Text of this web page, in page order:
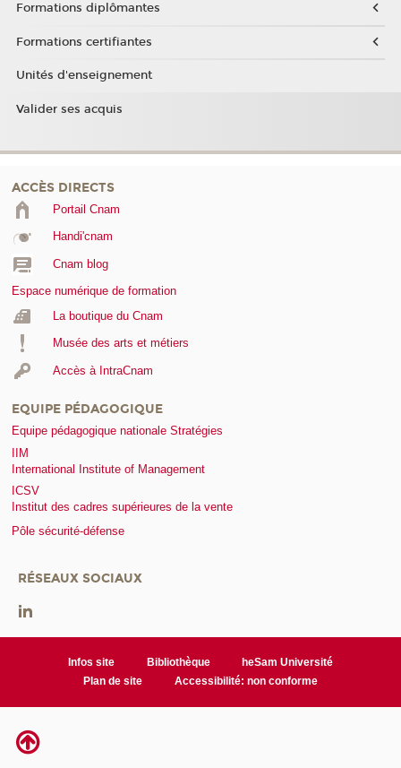
Formations diplômantes
Formations certifiantes
Unités d'enseignement
Valider ses acquis
ACCÈS DIRECTS
Portail Cnam
Handi'cnam
Cnam blog
Espace numérique de formation
La boutique du Cnam
Musée des arts et métiers
Accès à IntraCnam
EQUIPE PÉDAGOGIQUE
Equipe pédagogique nationale Stratégies
IIM
International Institute of Management
ICSV
Institut des cadres supérieures de la vente
Pôle sécurité-défense
RÉSEAUX SOCIAUX
Infos site Bibliothèque
heSam Université
Plan de site
Accessibilité: non conforme